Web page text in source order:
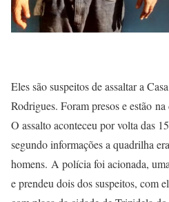
Eles são suspeitos de assaltar a
Rodrigues. Foram presos e estão
O assalto aconteceu por volta das
segundo informações a quadrilha
homens. A polícia foi acionada,
e prendeu dois dos suspeitos, com